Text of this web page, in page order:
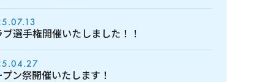
ブ選手権開催いたしました！！
プン祭開催いたします！